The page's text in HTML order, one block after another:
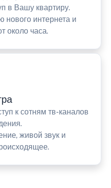
в Вашу квартиру.
интернета и
около часа.
к сотням тв-каналов
живой звук и